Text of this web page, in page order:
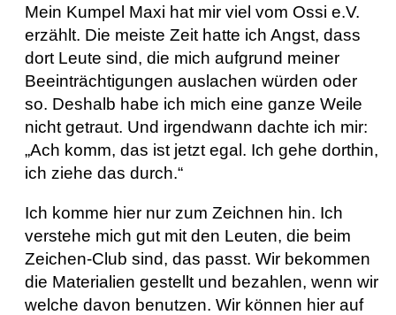
Mein Kumpel Maxi hat mir viel vom Ossi e.V.
erzählt. Die meiste Zeit hatte ich Angst, dass
dort Leute sind, die mich aufgrund meiner
Beeinträchtigungen auslachen würden oder
so. Deshalb habe ich mich eine ganze Weile
nicht getraut. Und irgendwann dachte ich mir:
„Ach komm, das ist jetzt egal. Ich gehe dorthin,
ich ziehe das durch.“
Ich komme hier nur zum Zeichnen hin. Ich
verstehe mich gut mit den Leuten, die beim
Zeichen-Club sind, das passt. Wir bekommen
die Materialien gestellt und bezahlen, wenn wir
welche davon benutzen. Wir können hier auf